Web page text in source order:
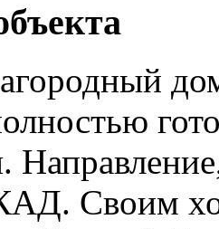
Своим